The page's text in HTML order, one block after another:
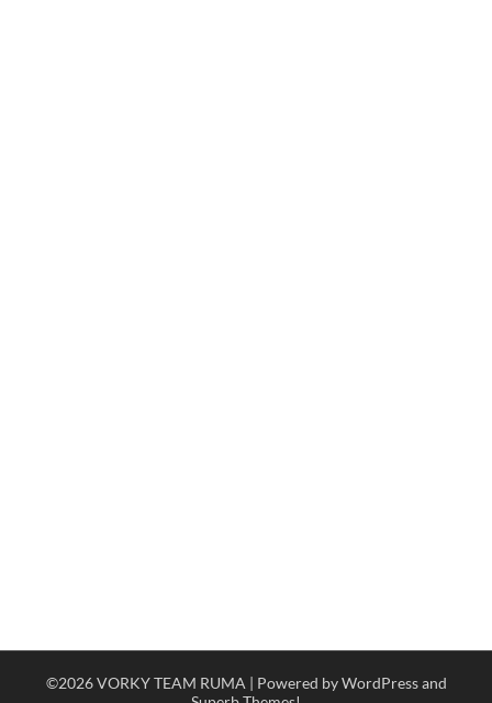
©2026 VORKY TEAM RUMA | Powered by WordPress and